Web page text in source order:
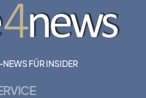
NEWS FÜR INSIDER